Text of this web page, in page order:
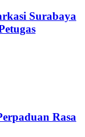
Surabaya
Rasa